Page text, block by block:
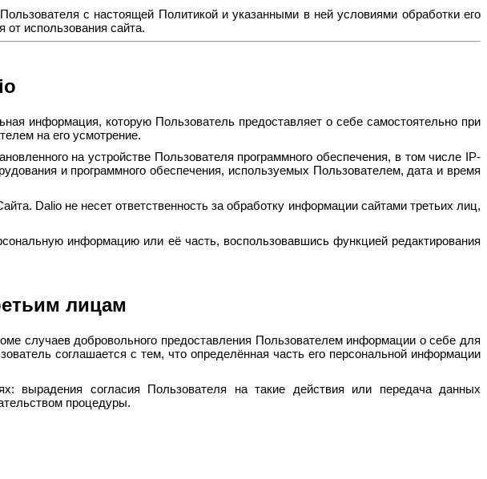
с настоящей Политикой и указанными в ней условиями обработки его
использования сайта.
информация, которую Пользователь предоставляет о себе самостоятельно при
на его усмотрение.
на устройстве Пользователя программного обеспечения, в том числе IP-
и программного обеспечения, используемых Пользователем, дата и время
Dalio не несет ответственность за обработку информации сайтами третьих лиц,
информацию или её часть, воспользовавшись функцией редактирования
лицам
случаев добровольного предоставления Пользователем информации о себе для
соглашается с тем, что определённая часть его персональной информации
вырадения согласия Пользователя на такие действия или передача данных
процедуры.